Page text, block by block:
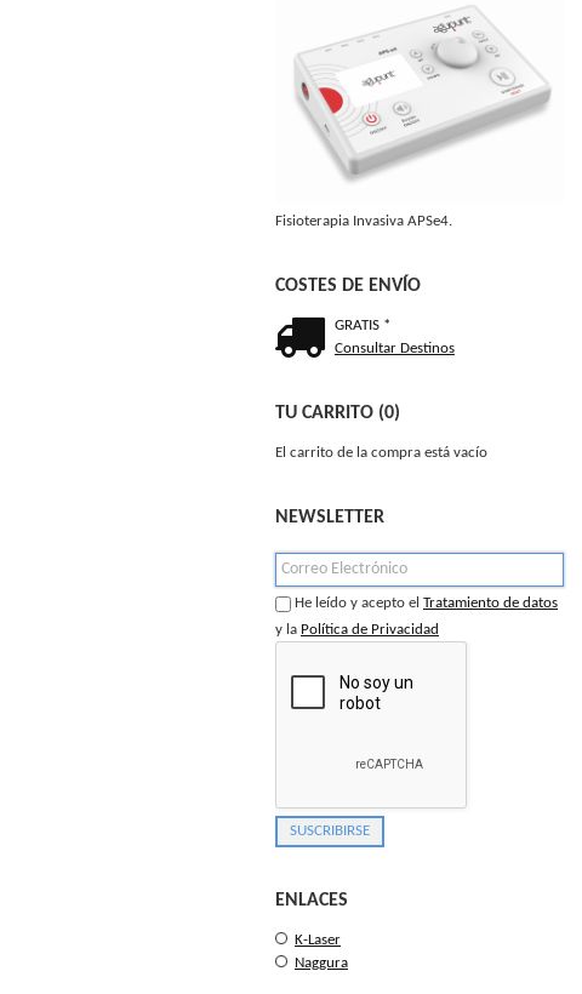
Fisioterapia Invasiva APSe4.
COSTES DE ENVÍO
GRATIS *
Consultar Destinos
TU CARRITO (0)
El carrito de la compra está vacío
NEWSLETTER
He leído y acepto el Tratamiento de datos
y la Política de Privacidad
ENLACES
K-Laser
Naggura